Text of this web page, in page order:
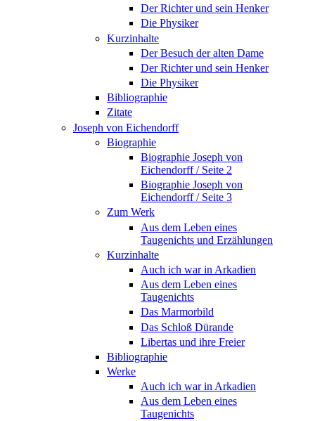
Der Richter und sein Henker
Die Physiker
Kurzinhalte
Der Besuch der alten Dame
Der Richter und sein Henker
Die Physiker
Bibliographie
Zitate
Joseph von Eichendorff
Biographie
Biographie Joseph von
Eichendorff / Seite 2
Biographie Joseph von
Eichendorff / Seite 3
Zum Werk
Aus dem Leben eines
Taugenichts und Erzählungen
Kurzinhalte
Auch ich war in Arkadien
Aus dem Leben eines
Taugenichts
Das Marmorbild
Das Schloß Dürande
Libertas und ihre Freier
Bibliographie
Werke
Auch ich war in Arkadien
Aus dem Leben eines
Taugenichts